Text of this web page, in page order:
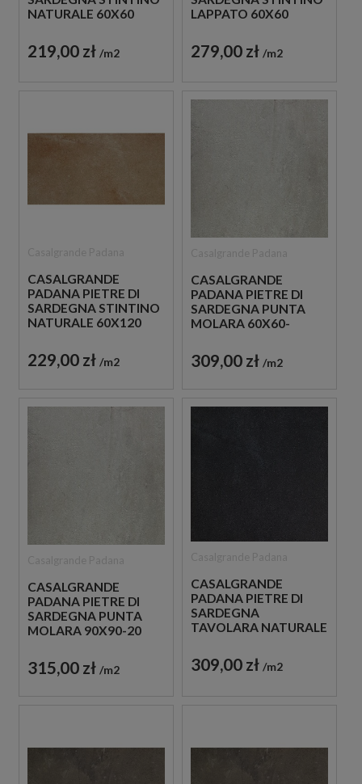
NATURALE 60X60
IMITUJĄCE BETON
219,00 zł m2
LAPPATO 60X60
IMITUJĄCE BETON
279,00 zł m2
CASALGRANDE
PADANA PIETRE DI
SARDEGNA STINTINO
NATURALE 60X120
IMITUJĄCE BETON
229,00 zł m2
CASALGRANDE
PADANA PIETRE DI
SARDEGNA PUNTA
MOLARA 60X60-
TARASOWE
IMITUJĄCE BETON
309,00 zł m2
CASALGRANDE
PADANA PIETRE DI
SARDEGNA PUNTA
MOLARA 90X90-20
TARASOWE
BETONOWE
315,00 zł m2
CASALGRANDE
PADANA PIETRE DI
SARDEGNA
TAVOLARA NATURALE
GRESOWE IMITUJĄCE
BETON
309,00 zł m2